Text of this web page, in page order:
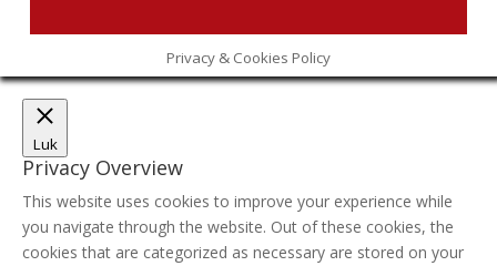
Privacy & Cookies Policy
Luk
Privacy Overview
This website uses cookies to improve your experience while
you navigate through the website. Out of these cookies, the
cookies that are categorized as necessary are stored on your